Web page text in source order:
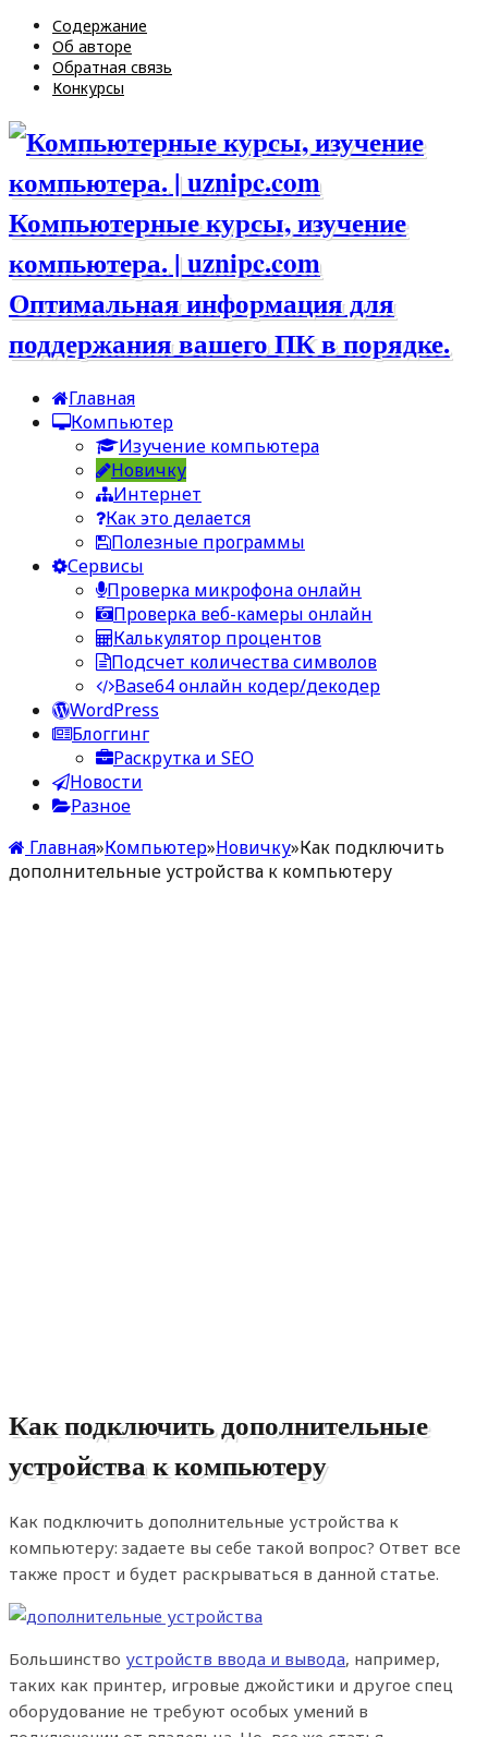
Содержание
Об авторе
Обратная связь
Конкурсы
Компьютерные курсы, изучение
компьютера. | uznipc.com
Оптимальная информация для
поддержания вашего ПК в порядке.
Главная
Компьютер
Изучение компьютера
Новичку
Интернет
Как это делается
Полезные программы
Сервисы
Проверка микрофона онлайн
Проверка веб-камеры онлайн
Калькулятор процентов
Подсчет количества символов
Base64 онлайн кодер/декодер
WordPress
Блоггинг
Раскрутка и SEO
Новости
Разное
Главная»Компьютер»Новичку»Как подключить
дополнительные устройства к компьютеру
Как подключить дополнительные
устройства к компьютеру
Как подключить дополнительные устройства к
компьютеру: задаете вы себе такой вопрос? Ответ все
также прост и будет раскрываться в данной статье.
Большинство устройств ввода и вывода, например,
таких как принтер, игровые джойстики и другое спец
оборудование не требуют особых умений в